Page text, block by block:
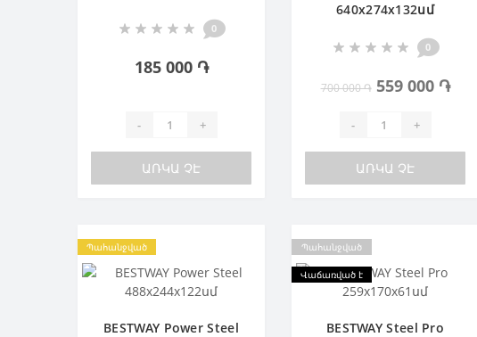
0
185 000 ֏
- +
ԱՌԿԱ ՉԷ
640х274х132սմ
0
700 000 ֏ 559 000 ֏
- +
ԱՌԿԱ ՉԷ
Պահանջված
BESTWAY Power Steel
Պահանջված
Վաճառված է
BESTWAY Steel Pro